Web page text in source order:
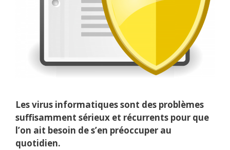
Les virus informatiques sont des problèmes
suffisamment sérieux et récurrents pour que
l’on ait besoin de s’en préoccuper au
quotidien.